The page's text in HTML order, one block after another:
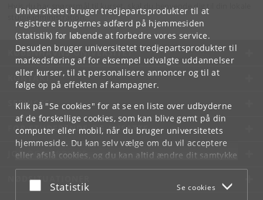
Universitetet bruger tredjepartsprodukter til at
registrere brugernes adfærd på hjemmesiden
(statistik) for løbende at forbedre vores service.
Desuden bruger universitetet tredjepartsprodukter til
markedsføring af for eksempel udvalgte uddannelser
eller kurser, til at personalisere annoncer og til at
følge op på effekten af kampagner.
Klik på "Se cookies" for at se en liste over udbyderne
af de forskellige cookies, som kan blive gemt på din
computer eller mobil, når du bruger universitetets
hjemmeside. Du kan selv vælge om du vil acceptere
eller afslå cookies, og du kan altid ændre dit samtykke
underCookie- og privatlivspolitiksom du finder i
bunden af hver side.
Acceptér eller afslå
Statistik Se cookies
Hvis du har spørgsmål til kurset, skal du henvende dig til din lokale
studieadministration.
KØBENHAVNS UNIVERSITET
KONTAKT
SERVICES
FOR STUDERENDE OG ANSATTE
JOB OG KARRIERE
NØDSITUATIONER